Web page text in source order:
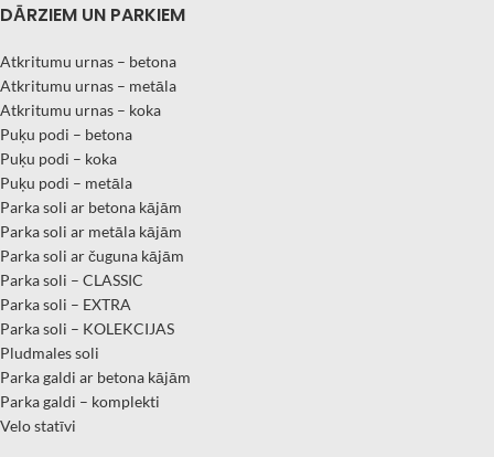
DĀRZIEM UN PARKIEM
Atkritumu urnas – betona
Atkritumu urnas – metāla
Atkritumu urnas – koka
Puķu podi – betona
Puķu podi – koka
Puķu podi – metāla
Parka soli ar betona kājām
Parka soli ar metāla kājām
Parka soli ar čuguna kājām
Parka soli – CLASSIC
Parka soli – EXTRA
Parka soli – KOLEKCIJAS
Pludmales soli
Parka galdi ar betona kājām
Parka galdi – komplekti
Velo statīvi